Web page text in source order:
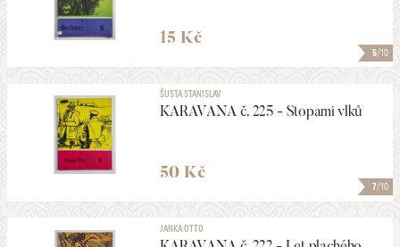
5/10
15 Kč
7/10
ŠUSTA STANISLAV
KARAVANA č. 225 - Stopami vlků
50 Kč
JANKA OTTO